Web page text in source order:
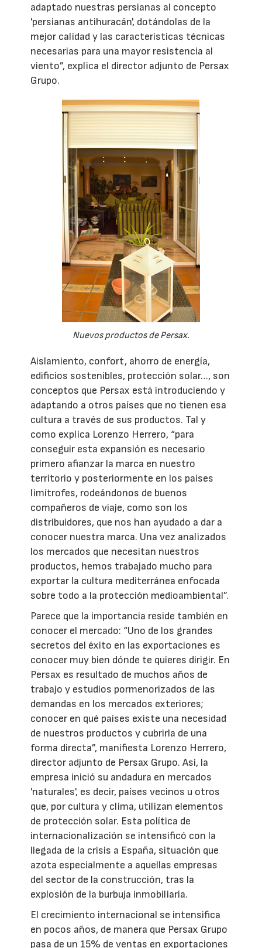
adaptado nuestras persianas al concepto
'persianas antihuracán', dotándolas de la
mejor calidad y las características técnicas
necesarias para una mayor resistencia al
viento”, explica el director adjunto de Persax
Grupo.
Nuevos productos de Persax.
Aislamiento, confort, ahorro de energía,
edificios sostenibles, protección solar…, son
conceptos que Persax está introduciendo y
adaptando a otros países que no tienen esa
cultura a través de sus productos. Tal y
como explica Lorenzo Herrero, “para
conseguir esta expansión es necesario
primero afianzar la marca en nuestro
territorio y posteriormente en los países
limítrofes, rodeándonos de buenos
compañeros de viaje, como son los
distribuidores, que nos han ayudado a dar a
conocer nuestra marca. Una vez analizados
los mercados que necesitan nuestros
productos, hemos trabajado mucho para
exportar la cultura mediterránea enfocada
sobre todo a la protección medioambiental”.
Parece que la importancia reside también en
conocer el mercado: “Uno de los grandes
secretos del éxito en las exportaciones es
conocer muy bien dónde te quieres dirigir. En
Persax es resultado de muchos años de
trabajo y estudios pormenorizados de las
demandas en los mercados exteriores;
conocer en qué países existe una necesidad
de nuestros productos y cubrirla de una
forma directa”, manifiesta Lorenzo Herrero,
director adjunto de Persax Grupo. Así, la
empresa inició su andadura en mercados
'naturales', es decir, países vecinos u otros
que, por cultura y clima, utilizan elementos
de protección solar. Esta política de
internacionalización se intensificó con la
llegada de la crisis a España, situación que
azota especialmente a aquellas empresas
del sector de la construcción, tras la
explosión de la burbuja inmobiliaria.
El crecimiento internacional se intensifica
en pocos años, de manera que Persax Grupo
pasa de un 15% de ventas en exportaciones